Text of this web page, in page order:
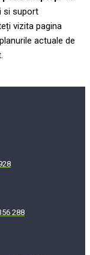
si suport
vizita pagina
actuale de
288